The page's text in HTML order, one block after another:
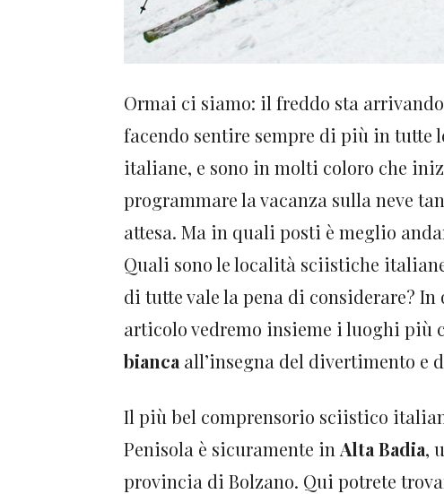
Ormai ci siamo: il freddo sta
facendo sentire sempre di più in tutte
italiane, e sono in molti coloro che
programmare la vacanza sulla neve
attesa. Ma in quali posti è meglio
Quali sono le località sciistiche
di tutte vale la pena di considerare? In
articolo vedremo insieme i luoghi più
bianca all’insegna del divertimento e
Il più bel comprensorio sciistico
Penisola è sicuramente in Alta Badia,
provincia di Bolzano. Qui potrete